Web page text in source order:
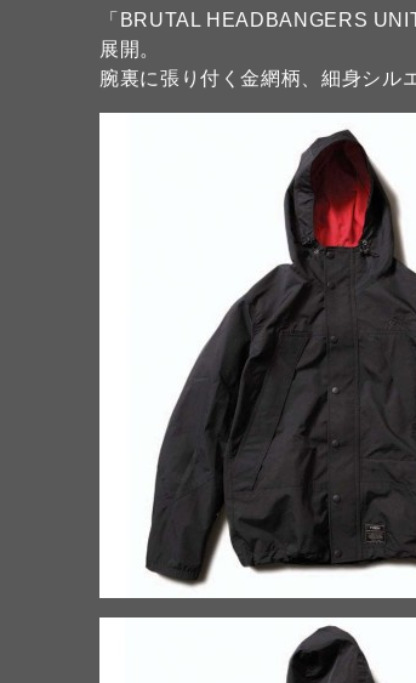
「BRUTAL HEADBANGERS
展開。
腕裏に張り付く金網柄、細身シル